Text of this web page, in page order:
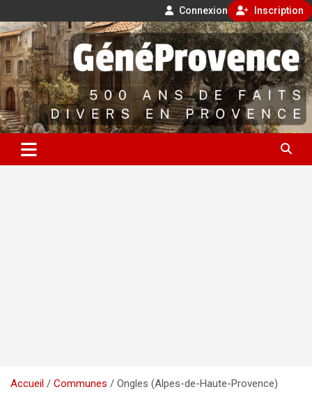
Connexion Inscription
Aller
au
contenu
GénéProvence
500 ans de faits divers en Provence
Accueil Communes Ongles (Alpes-de-Haute-Provence)